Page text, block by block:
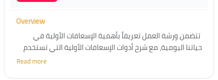
Overview
تتضمن ورشة العملتعريفاً بأهمية الإسعافات الأولية في
حياتنا اليومية، معشرح أدوات الإسعافات الأولية التي تستخدم
يتم تدريب الحضور لحالات الإسعافات وكيفية إنقاذ
Read more